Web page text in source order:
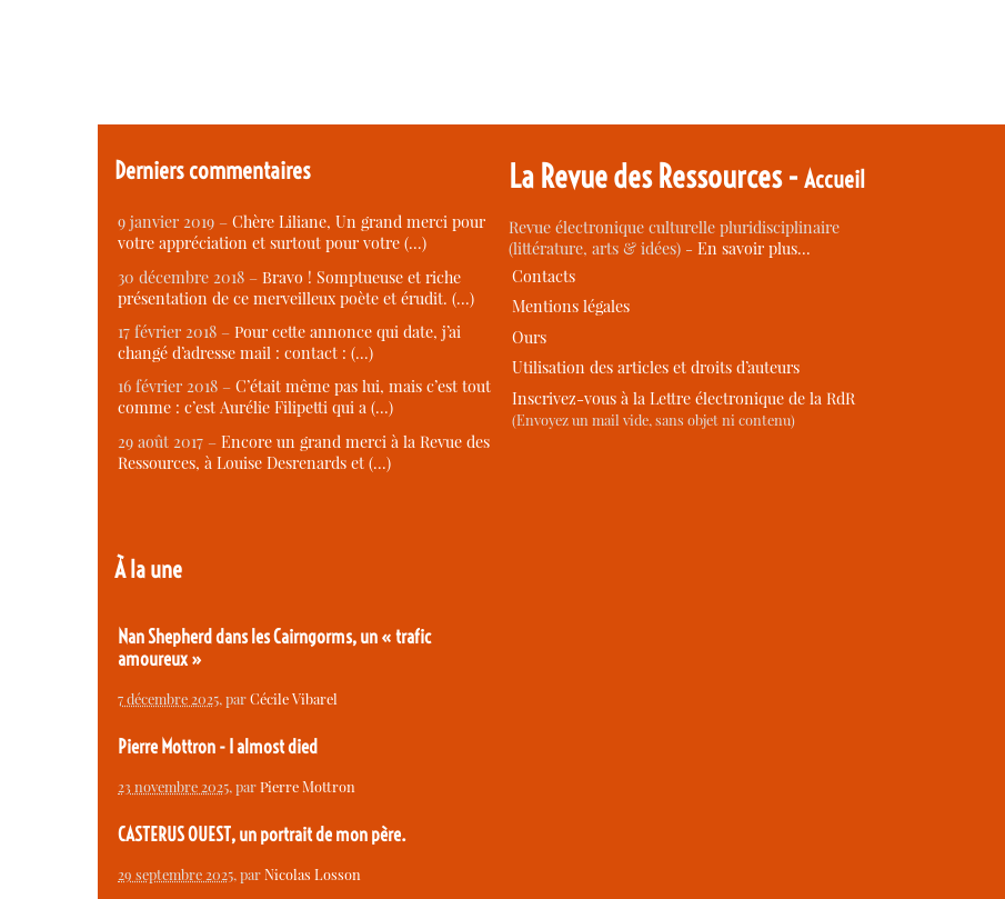
Derniers commentaires
9 janvier 2019 – Chère Liliane, Un grand merci pour
votre appréciation et surtout pour votre (…)
30 décembre 2018 – Bravo ! Somptueuse et riche
présentation de ce merveilleux poète et érudit. (…)
17 février 2018 – Pour cette annonce qui date, j’ai
changé d’adresse mail : contact : (…)
16 février 2018 – C’était même pas lui, mais c’est tout
comme : c’est Aurélie Filipetti qui a (…)
29 août 2017 – Encore un grand merci à la Revue des
Ressources, à Louise Desrenards et (…)
À la une
Nan Shepherd dans les Cairngorms, un « trafic
amoureux »
7 décembre 2025, parCécile Vibarel
Pierre Mottron - I almost died
23 novembre 2025, parPierre Mottron
CASTERUS OUEST, un portrait de mon père.
29 septembre 2025, parNicolas Losson
La Revue des Ressources -Accueil
Revue électronique culturelle pluridisciplinaire
(littérature, arts & idées) -En savoir plus…
Contacts
Mentions légales
Ours
Utilisation des articles et droits d’auteurs
Inscrivez-vous à la Lettre électronique de la RdR
(Envoyez un mail vide, sans objet ni contenu)